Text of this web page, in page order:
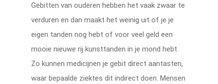
Gebitten van ouderen hebben het vaak zwaar te
verduren en dan maakt het weinig uit of je je
eigen tanden nog hebt of voor veel geld een
mooie nieuwe rij kunsttanden in je mond hebt.
Zo kunnen medicijnen je gebit direct aantasten,
waar bepaalde ziektes dit indirect doen. Mensen